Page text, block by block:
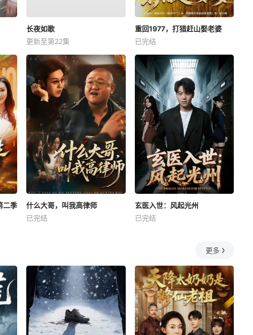
长夜如歌
更新至第22集
重回1977，打猎赶山娶老婆
已完结
二季
什么大哥，叫我高律师
已完结
玄医入世：风起光州
已完结
更多